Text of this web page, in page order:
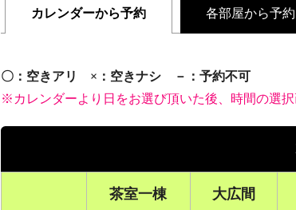
カレンダーから予約 各部屋から予約
〇：空きアリ ×：空きナシ －：予約不可
※カレンダーより日をお選び頂いた後、時間の選
茶室一棟 大広間